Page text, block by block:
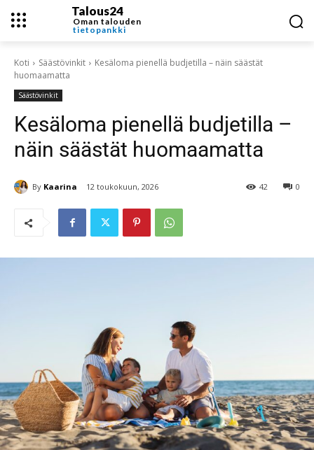
Talous24
Oman talouden
tietopankki
Koti Säästövinkit
Kesäloma pienellä budjetilla – näin säästät
huomaamatta
Säästövinkit
Kesäloma pienellä budjetilla –
näin säästät huomaamatta
By Kaarina 12 toukokuun, 2026 0
42